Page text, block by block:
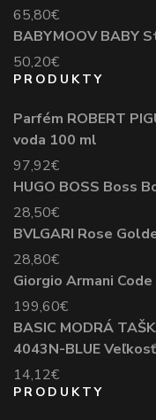
65,80€
BABYMOOV BABY
50,20€
PRODUKTY
Parfém ROBERT
voda 100 ml
97,92€
HUGO BOSS Boss
28,50€
BVLGARI Rose
28,80€
Giorgio Armani
199,60€
BASIC MODRÁ
4043N-BLUE Veľkosť
14,12€
PRODUKTY